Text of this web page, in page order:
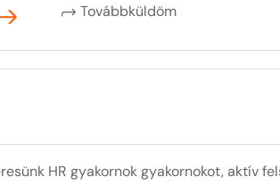
Továbbküldöm
HR gyakornok gyakornokot, aktív